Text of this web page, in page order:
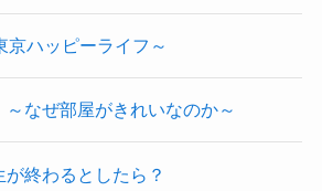
ハッピーライフ～
なぜ部屋がきれいなのか～
終わるとしたら？